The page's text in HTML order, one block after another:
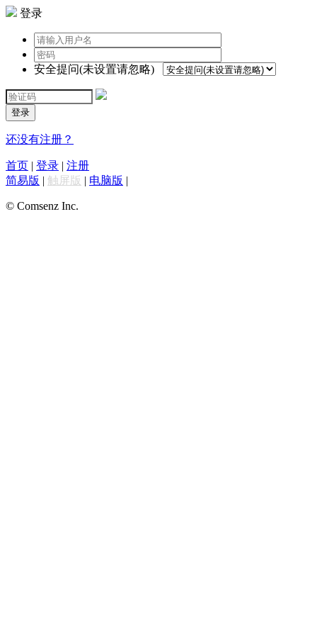
登录
安全提问(未设置请忽略)
登录
还没有注册？
首页 | 登录 | 注册
简易版 | 触屏版 | 电脑版 |
© Comsenz Inc.